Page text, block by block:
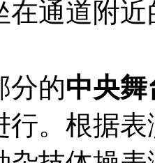
咖喱介绍：
看着比较
喱-メ級の
：山城、满
在通道附
的中央舞
行。根据